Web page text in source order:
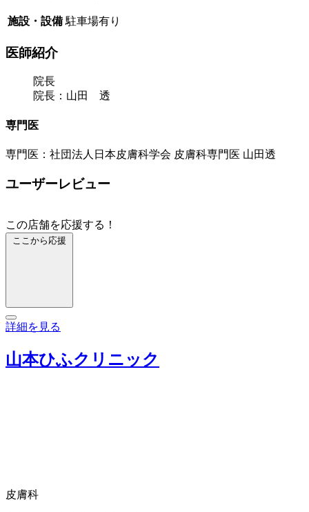
施設・設備 駐車場有り
医師紹介
院長
院長：山田 透
専門医
専門医：社団法人日本皮膚科学会 皮膚科専門医 山田透
ユーザーレビュー
この店舗を応援する！
ここから応援
詳細を見る
山本ひふクリニック
皮膚科